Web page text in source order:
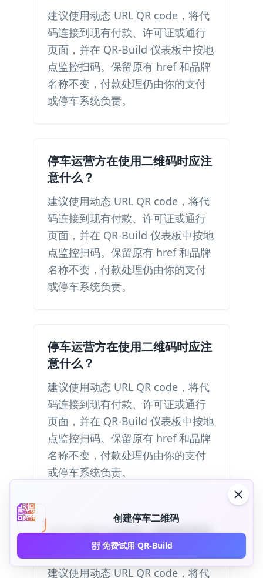
建议使用动态 URL QR code，将代
码连接到现有付款、许可证或通行
页面，并在 QR-Build 仪表板中按地
点监控扫码。保留原有 href 和品牌
名称不变，付款处理仍由你的支付
或停车系统负责。
停车运营方在使用二维码时应注
意什么？
建议使用动态 URL QR code，将代
码连接到现有付款、许可证或通行
页面，并在 QR-Build 仪表板中按地
点监控扫码。保留原有 href 和品牌
名称不变，付款处理仍由你的支付
或停车系统负责。
停车运营方在使用二维码时应注
意什么？
建议使用动态 URL QR code，将代
码连接到现有付款、许可证或通行
页面，并在 QR-Build 仪表板中按地
点监控扫码。保留原有 href 和品牌
名称不变，付款处理仍由你的支付
或停车系统负责。
停车运营方在使用二维码时应注
意什么？
建议使用动态 URL QR code，将代
创建停车二维码
免费试用 QR-Build